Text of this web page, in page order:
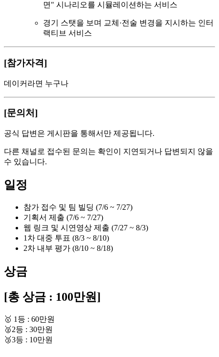
면" 시나리오를 시뮬레이션하는 서비스
경기 스탯을 보며 교체·전술 변경을 지시하는 인터
랙티브 서비스
[참가자격]
데이커라면 누구나
[문의처]
공식 답변은 게시판을 통해서만 제공됩니다.
다른 채널로 접수된 문의는 확인이 지연되거나 답변되지 않을
수 있습니다.
일정
참가 접수 및 팀 빌딩 (7/6 ~ 7/27)
기획서 제출 (7/6 ~ 7/27)
웹 링크 및 시연영상 제출 (7/27 ~ 8/3)
1차 대중 투표 (8/3 ~ 8/10)
2차 내부 평가 (8/10 ~ 8/18)
상금
[총 상금 : 100만원]
🥇 1등 : 60만원
🥈2등 : 30만원
🥉3등 : 10만원